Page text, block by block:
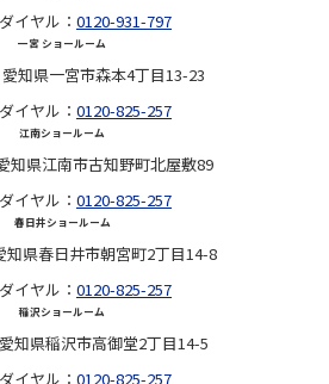
イヤル： 0120-931-797
一宮 ショールーム
知県一宮市森本4丁目13-23
イヤル： 0120-825-257
江南ショールーム
知県江南市古知野町北屋敷89
イヤル： 0120-825-257
春日井ショールーム
知県春日井市朝宮町2丁目14-8
イヤル： 0120-825-257
稲沢ショールーム
知県稲沢市高御堂2丁目14-5
イヤル： 0120-825-257